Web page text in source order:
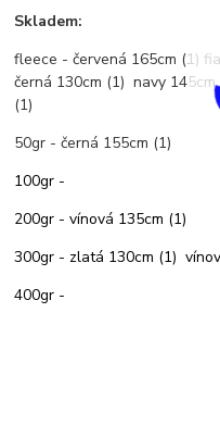
Skladem:
fleece - červená 165cm (1)
černá 130cm (1) navy
(1)
50gr - černá 155cm (1)
100gr -
200gr - vínová 135cm (1)
300gr - zlatá 130cm (1)
400gr -